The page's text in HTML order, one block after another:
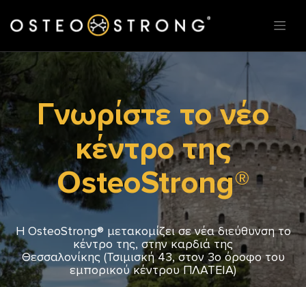
Γνωρίστε το νέο
κέντρο της
OsteoStrong®
Η OsteoStrong® μετακομίζει σε νέα διεύθυνση το
κέντρο της, στην καρδιά της
Θεσσαλονίκης (Τσιμισκή 43, στον 3ο όροφο του
εμπορικού κέντρου ΠΛΑΤΕΙΑ)